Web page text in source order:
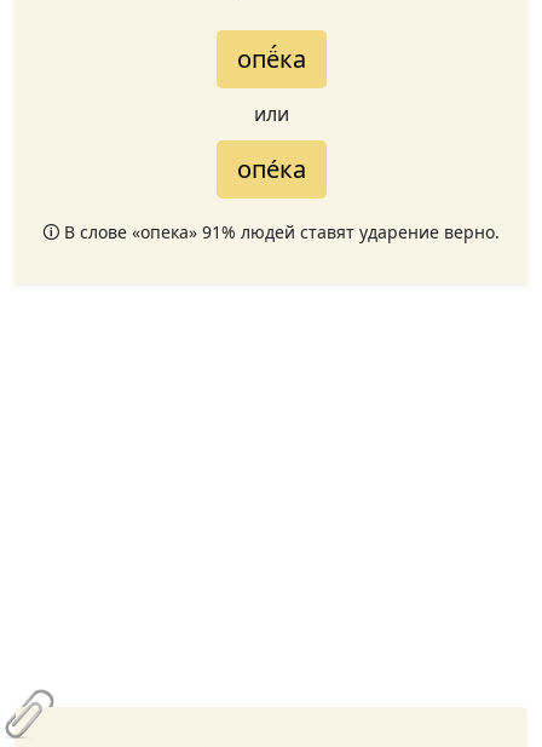
опё́ка
или
опе́ка
🛈 В слове «опека» 91% людей ставят ударение верно.